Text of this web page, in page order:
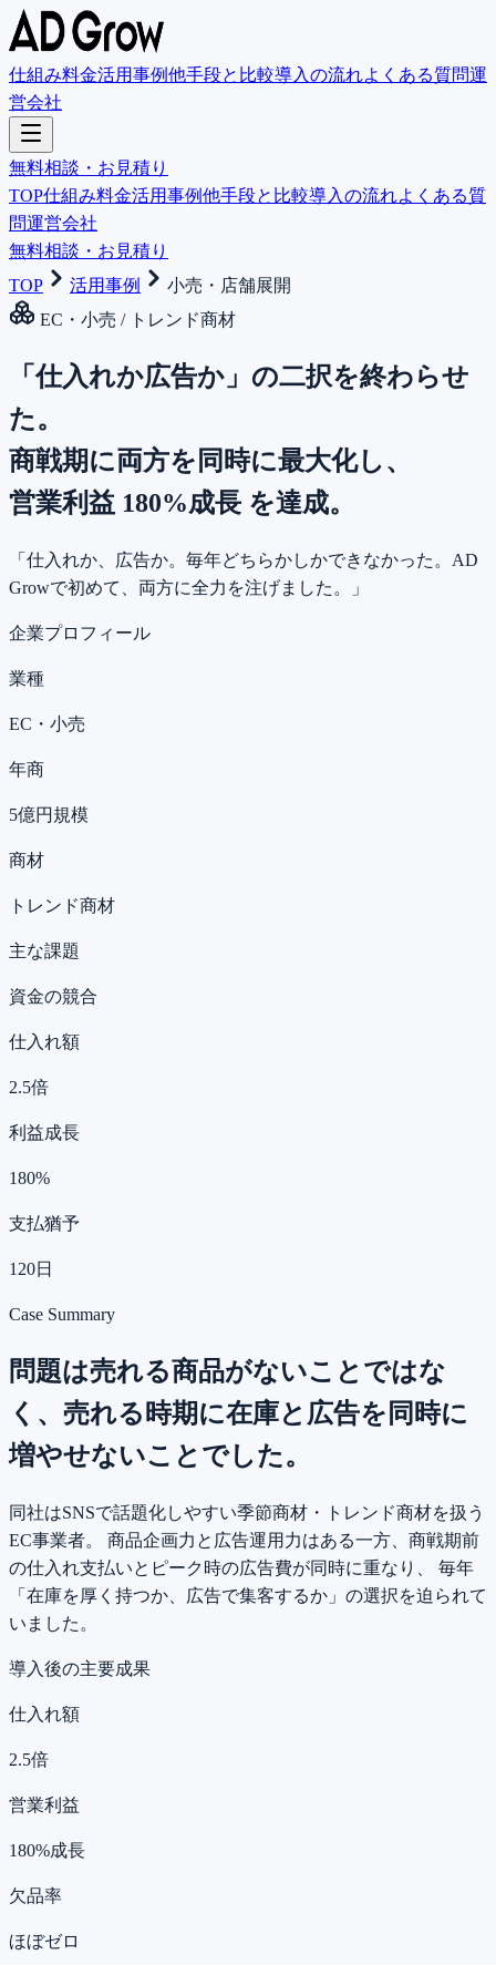
仕組み料金活用事例他手段と比較導入の流れよくある質問運
営会社
無料相談・お見積り
TOP仕組み料金活用事例他手段と比較導入の流れよくある質
問運営会社
無料相談・お見積り
TOP
活用事例
小売・店舗展開
EC・小売 / トレンド商材
「仕入れか広告か」の二択を終わらせ
た。
商戦期に両方を同時に最大化し、
営業利益 180%成長 を達成。
「仕入れか、広告か。毎年どちらかしかできなかった。AD
Growで初めて、両方に全力を注げました。」
企業プロフィール
業種
EC・小売
年商
5億円規模
商材
トレンド商材
主な課題
資金の競合
仕入れ額
2.5倍
利益成長
180%
支払猶予
120日
Case Summary
問題は売れる商品がないことではな
く、売れる時期に在庫と広告を同時に
増やせないことでした。
同社はSNSで話題化しやすい季節商材・トレンド商材を扱う
EC事業者。 商品企画力と広告運用力はある一方、商戦期前
の仕入れ支払いとピーク時の広告費が同時に重なり、 毎年
「在庫を厚く持つか、広告で集客するか」の選択を迫られて
いました。
導入後の主要成果
仕入れ額
2.5倍
営業利益
180%成長
欠品率
ほぼゼロ